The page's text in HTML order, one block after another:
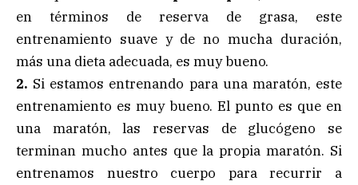
en términos de reserva de grasa, este
entrenamiento suave y de no mucha duración,
más una dieta adecuada, es muy bueno.
2. Si estamos entrenando para una maratón, este
entrenamiento es muy bueno. El punto es que en
una maratón, las reservas de glucógeno se
terminan mucho antes que la propia maratón. Si
entrenamos nuestro cuerpo para recurrir a